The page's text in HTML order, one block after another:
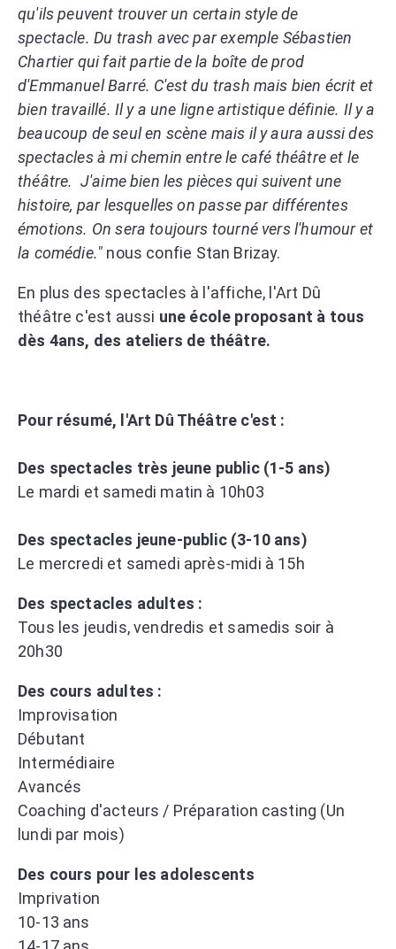
qu'ils peuvent trouver un certain style de
spectacle. Du trash avec par exemple Sébastien
Chartier qui fait partie de la boîte de prod
d'Emmanuel Barré. C'est du trash mais bien écrit et
bien travaillé. Il y a une ligne artistique définie. Il y a
beaucoup de seul en scène mais il y aura aussi des
spectacles à mi chemin entre le café théâtre et le
théâtre. J'aime bien les pièces qui suivent une
histoire, par lesquelles on passe par différentes
émotions. On sera toujours tourné vers l'humour et
la comédie." nous confie Stan Brizay.
En plus des spectacles à l'affiche, l'Art Dû
théâtre c'est aussi une école proposant à tous
dès 4ans, des ateliers de théâtre.
Pour résumé, l'Art Dû Théâtre c'est :
Des spectacles très jeune public (1-5 ans)
Le mardi et samedi matin à 10h03
Des spectacles jeune-public (3-10 ans)
Le mercredi et samedi après-midi à 15h
Des spectacles adultes :
Tous les jeudis, vendredis et samedis soir à
20h30
Des cours adultes :
Improvisation
Débutant
Intermédiaire
Avancés
Coaching d'acteurs / Préparation casting (Un
lundi par mois)
Des cours pour les adolescents
Imprivation
10-13 ans